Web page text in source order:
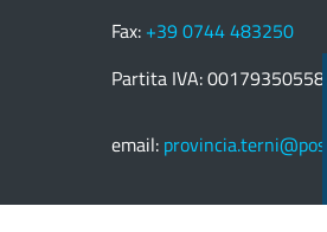
Fax: +39 0744 483250
Partita IVA: 00179350558
email: